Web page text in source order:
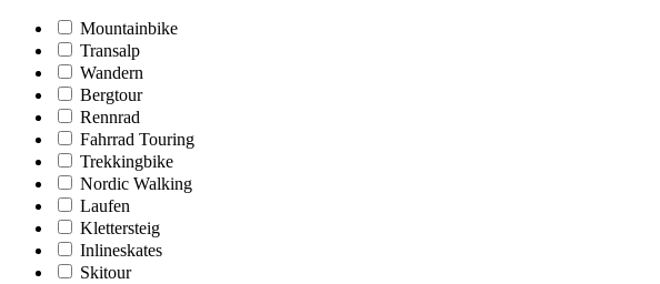
Mountainbike
Transalp
Wandern
Bergtour
Rennrad
Fahrrad Touring
Trekkingbike
Nordic Walking
Laufen
Klettersteig
Inlineskates
Skitour